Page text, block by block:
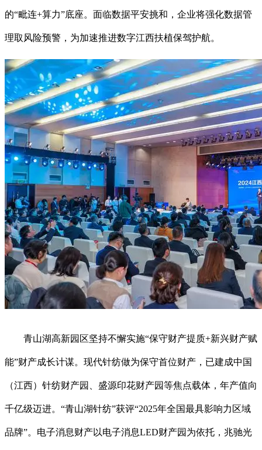
的“毗连+算力”底座。面临数据平安挑和，企业将强化数据管
理取风险预警，为加速推进数字江西扶植保驾护航。
青山湖高新园区坚持不懈实施“保守财产提质+新兴财产赋
能”财产成长计谋。现代针纺做为保守首位财产，已建成中国
（江西）针纺财产园、盛源印花财产园等焦点载体，年产值向
千亿级迈进。“青山湖针纺”获评“2025年全国最具影响力区域
品牌”。电子消息财产以电子消息LED财产园为依托，兆驰光